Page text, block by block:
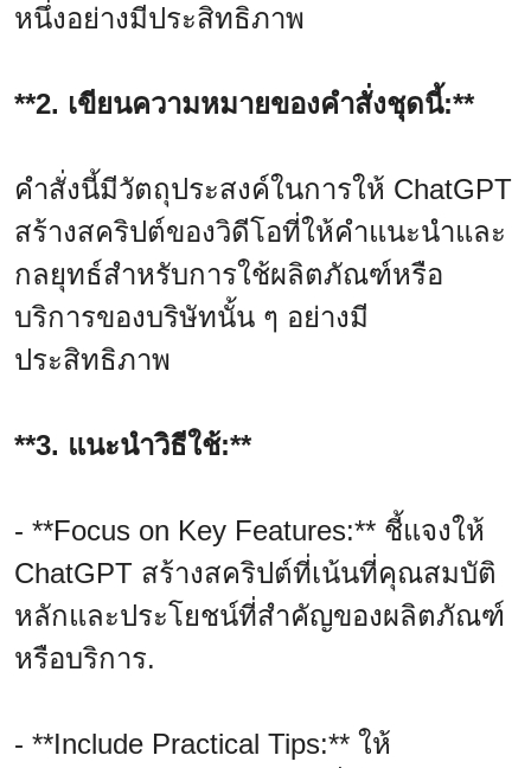
หนึ่งอย่างมีประสิทธิภาพ
**2. เขียนความหมายของคำสั่งชุดนี้:**
คำสั่งนี้มีวัตถุประสงค์ในการให้ ChatGPT
สร้างสคริปต์ของวิดีโอที่ให้คำแนะนำและ
กลยุทธ์สำหรับการใช้ผลิตภัณฑ์หรือ
บริการของบริษัทนั้น ๆ อย่างมี
ประสิทธิภาพ
**3. แนะนำวิธีใช้:**
- **Focus on Key Features:** ชี้แจงให้
ChatGPT สร้างสคริปต์ที่เน้นที่คุณสมบัติ
หลักและประโยชน์ที่สำคัญของผลิตภัณฑ์
หรือบริการ.
- **Include Practical Tips:** ให้